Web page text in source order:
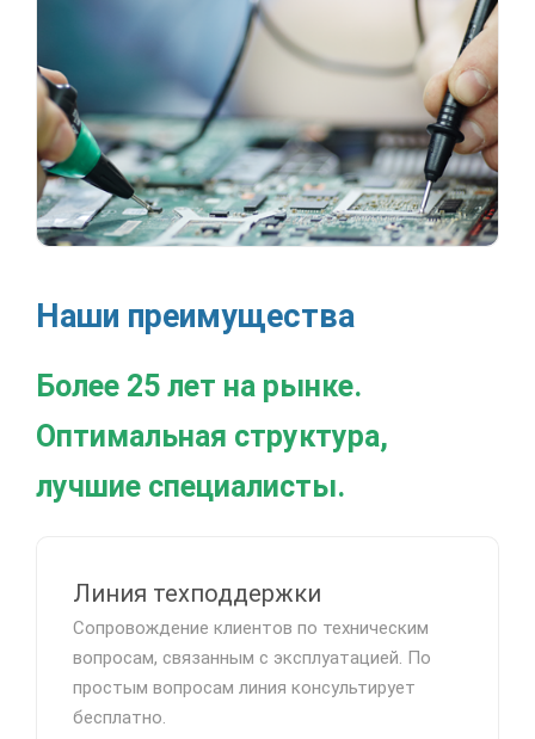
Наши преимущества
Более 25 лет на рынке.
Оптимальная структура,
лучшие специалисты.
Линия техподдержки
Сопровождение клиентов по техническим
вопросам, связанным с эксплуатацией. По
простым вопросам линия консультирует
бесплатно.